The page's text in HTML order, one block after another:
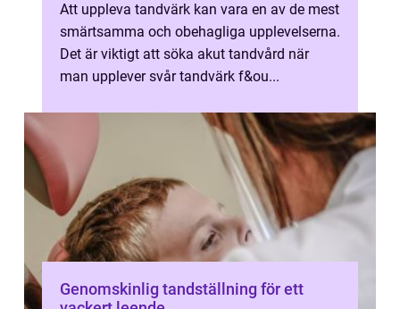
Att uppleva tandvärk kan vara en av de mest
smärtsamma och obehagliga upplevelserna.
Det är viktigt att söka akut tandvård när
man upplever svår tandvärk f&ou...
Genomskinlig tandställning för ett